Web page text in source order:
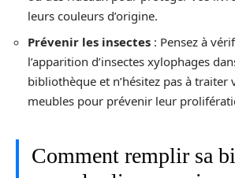
leurs couleurs d’origine.
Prévenir les insectes : Pensez à
l’apparition d’insectes xylophages
bibliothèque et n’hésitez pas à traiter
meubles pour prévenir leur
Comment remplir sa